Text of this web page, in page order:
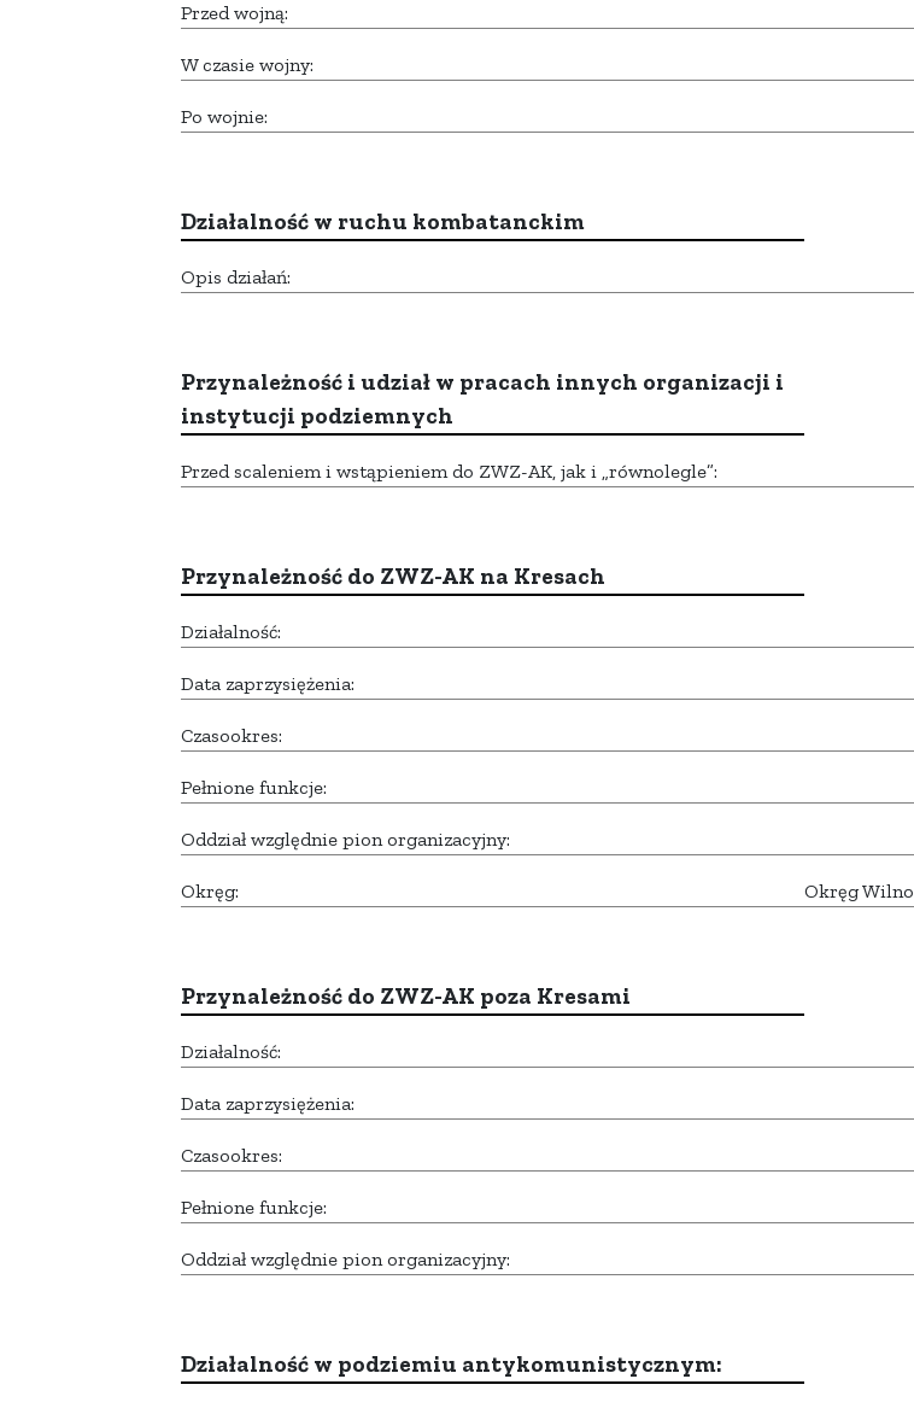
Przed wojną:
W czasie wojny:
Po wojnie:
Działalność w ruchu kombatanckim
Opis działań:
Przynależność i udział w pracach innych organizacji i
instytucji podziemnych
Przed scaleniem i wstąpieniem do ZWZ-AK, jak i „równolegle”:
Przynależność do ZWZ-AK na Kresach
Działalność:
Data zaprzysiężenia:
Czasookres:
Pełnione funkcje:
Oddział względnie pion organizacyjny:
Okręg: Okręg Wilno
Przynależność do ZWZ-AK poza Kresami
Działalność:
Data zaprzysiężenia:
Czasookres:
Pełnione funkcje:
Oddział względnie pion organizacyjny:
Działalność w podziemiu antykomunistycznym: